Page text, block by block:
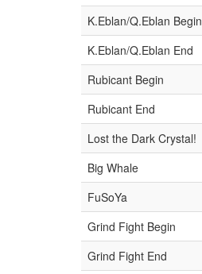
K.Eblan/Q.Eblan Begin
K.Eblan/Q.Eblan End
Rubicant Begin
Rubicant End
Lost the Dark Crystal!
Big Whale
FuSoYa
Grind Fight Begin
Grind Fight End